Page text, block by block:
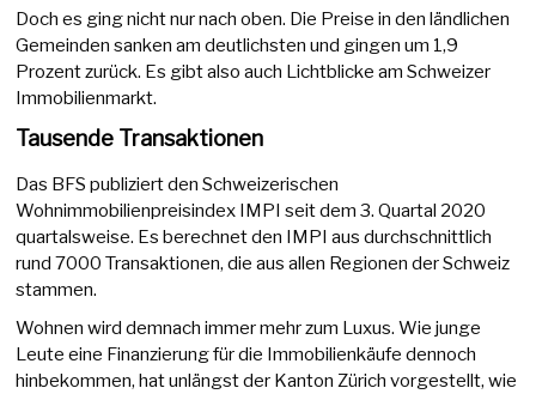
Doch es ging nicht nur nach oben. Die Preise in den ländlichen
Gemeinden sanken am deutlichsten und gingen um 1,9
Prozent zurück. Es gibt also auch Lichtblicke am Schweizer
Immobilienmarkt.
Tausende Transaktionen
Das BFS publiziert den Schweizerischen
Wohnimmobilienpreisindex IMPI seit dem 3. Quartal 2020
quartalsweise. Es berechnet den IMPI aus durchschnittlich
rund 7000 Transaktionen, die aus allen Regionen der Schweiz
stammen.
Wohnen wird demnach immer mehr zum Luxus. Wie junge
Leute eine Finanzierung für die Immobilienkäufe dennoch
hinbekommen, hat unlängst der Kanton Zürich vorgestellt, wie